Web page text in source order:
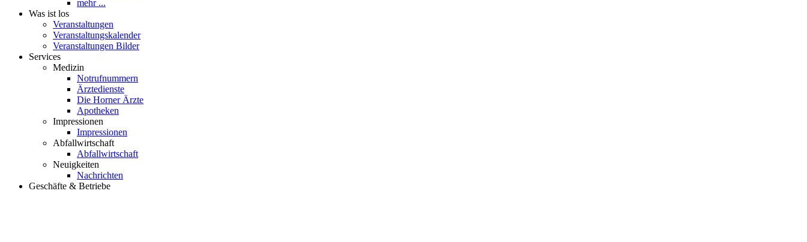
Medizin
Notrufnummern
Ärztedienste
Die Horner Ärzte
Impressionen
Impressionen
Abfallwirtschaft
Abfallwirtschaft
Neuigkeiten
Nachrichten
Geschäfte & Betriebe
HORN iST VORN Partner
Übersicht Partner
unsere Partner stellen sich vor
Partner werden